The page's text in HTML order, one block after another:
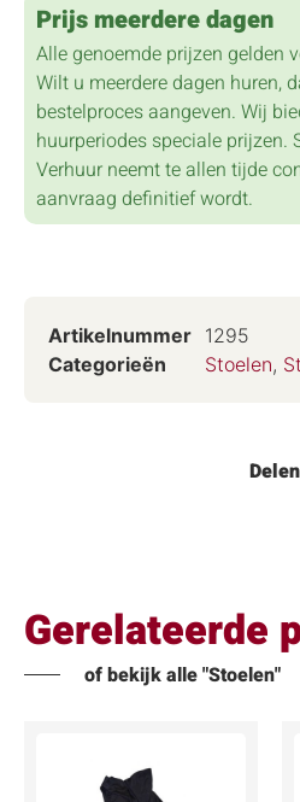
Prijs meerdere dagen
Alle genoemde prijzen gelden
Wilt u meerdere dagen huren,
bestelproces aangeven. Wij
huurperiodes speciale prijzen.
Verhuur neemt te allen tijde
aanvraag definitief wordt.
Artikelnummer 1295
Categorieën
Stoelen,
Gerelateerde
of bekijk alle "Stoelen"